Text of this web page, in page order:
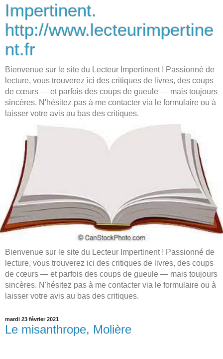
Impertinent.
http://www.lecteurimpertine
nt.fr
Bienvenue sur le site du Lecteur Impertinent ! Passionné de
lecture, vous trouverez ici des critiques de livres, des coups
de cœurs — et parfois des coups de gueule — mais toujours
sincères. N'hésitez pas à me contacter via le formulaire ou à
laisser votre avis au bas des critiques.
Bienvenue sur le site du Lecteur Impertinent ! Passionné de
lecture, vous trouverez ici des critiques de livres, des coups
de cœurs — et parfois des coups de gueule — mais toujours
sincères. N'hésitez pas à me contacter via le formulaire ou à
laisser votre avis au bas des critiques.
mardi 23 février 2021
Le misanthrope, Molière